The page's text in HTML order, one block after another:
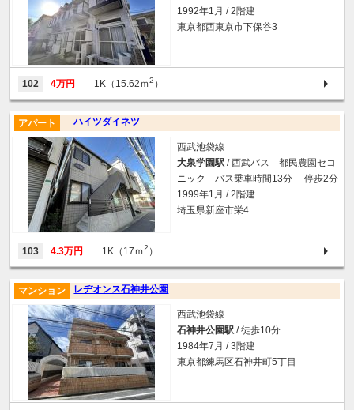
1992年1月 / 2階建
東京都西東京市下保谷3
102 4万円 1K（15.62ｍ2 ）
ハイツダイネツ
アパート
西武池袋線
大泉学園駅 / 西武バス 都民農園セコ
ニック バス乗車時間13分 停歩2分
1999年1月 / 2階建
埼玉県新座市栄4
103 4.3万円 1K（17ｍ2 ）
レヂオンス石神井公園
マンション
西武池袋線
石神井公園駅 / 徒歩10分
1984年7月 / 3階建
東京都練馬区石神井町5丁目